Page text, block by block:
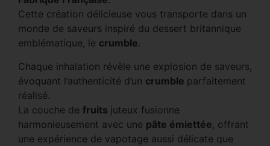
Cette création délicieuse vous transporte dans un
monde de saveurs inspiré du dessert britannique
emblématique, le crumble.
Chaque inhalation révèle une explosion de saveurs,
évoquant l’authenticité d’un crumble parfaitement
réalisé.
La couche de fruits juteux fusionne
harmonieusement avec une pâte émiettée, offrant
une expérience de vapotage aussi délicate que